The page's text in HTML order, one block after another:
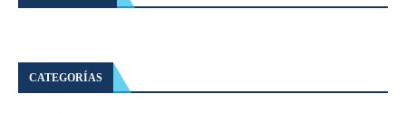
CATEGORÍAS